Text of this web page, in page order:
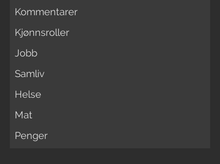
Kommentarer
Kjønnsroller
Jobb
Samliv
Helse
Mat
Penger